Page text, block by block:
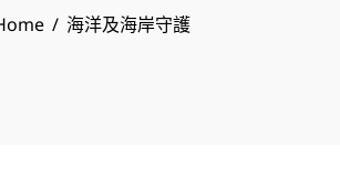
海洋及海岸守護